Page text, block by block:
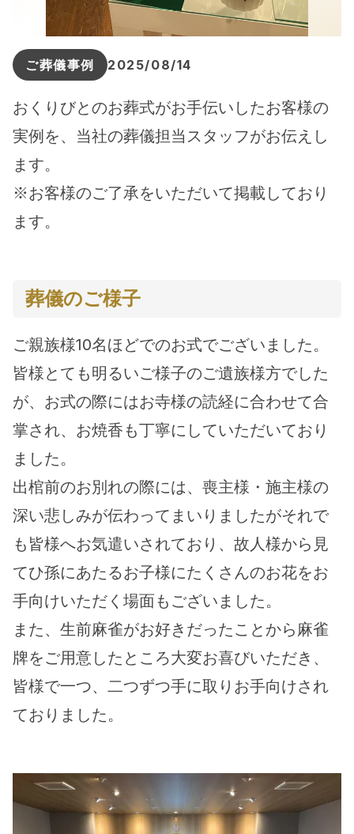
ご葬儀事例 2025/08/14
おくりびとのお葬式がお手伝いしたお客様の
実例を、当社の葬儀担当スタッフがお伝えし
ます。
※お客様のご了承をいただいて掲載しており
ます。
葬儀のご様子
ご親族様10名ほどでのお式でございました。
皆様とても明るいご様子のご遺族様方でした
が、お式の際にはお寺様の読経に合わせて合
掌され、お焼香も丁寧にしていただいており
ました。
出棺前のお別れの際には、喪主様・施主様の
深い悲しみが伝わってまいりましたがそれで
も皆様へお気遣いされており、故人様から見
てひ孫にあたるお子様にたくさんのお花をお
手向けいただく場面もございました。
また、生前麻雀がお好きだったことから麻雀
牌をご用意したところ大変お喜びいただき、
皆様で一つ、二つずつ手に取りお手向けされ
ておりました。